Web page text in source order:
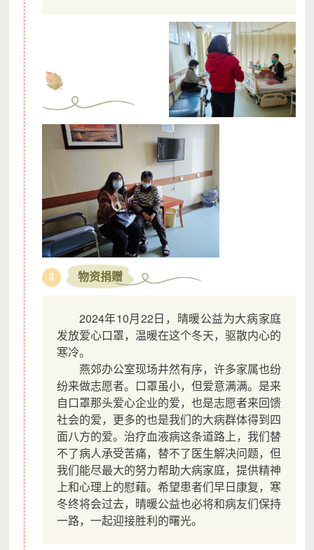
3 物资捐赠
2024年10月22日，晴暖公益为大病家庭
发放爱心口罩，温暖在这个冬天，驱散内心的
寒冷。
燕郊办公室现场井然有序，许多家属也纷
纷来做志愿者。口罩虽小，但爱意满满。是来
自口罩那头爱心企业的爱，也是志愿者来回馈
社会的爱，更多的也是我们的大病群体得到四
面八方的爱。治疗血液病这条道路上，我们替
不了病人承受苦痛，替不了医生解决问题，但
我们能尽最大的努力帮助大病家庭，提供精神
上和心理上的慰藉。希望患者们早日康复，寒
冬终将会过去，晴暖公益也必将和病友们保持
一路，一起迎接胜利的曙光。